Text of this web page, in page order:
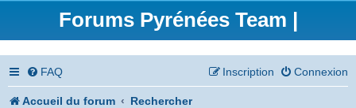
Forums Pyrénées Team |
FAQ Connexion
Inscription
Accueil du forum Rechercher